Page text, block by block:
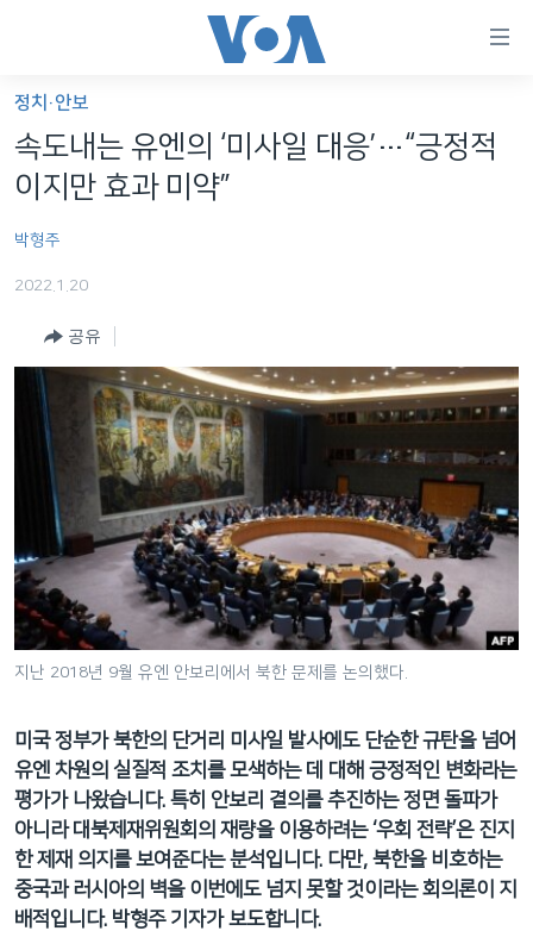
가
능
링
인
네
비
게
이
션
로
동
검
색
로
세계
라디오
프로그램
주파수 안내
언어 선택
정치·안보
속도내는 유엔의 ‘미사일 대응’…“긍정적
이지만 효과 미약”
박형주
2022.1.20
공유
지난 2018년 9월 유엔 안보리에서 북한 문제를 논의했다.
미국 정부가 북한의 단거리 미사일 발사에도 단순한 규탄을 넘어
유엔 차원의 실질적 조치를 모색하는 데 대해 긍정적인 변화라는
평가가 나왔습니다. 특히 안보리 결의를 추진하는 정면 돌파가
아니라 대북제재위원회의 재량을 이용하려는 ‘우회 전략’은 진지
한 제재 의지를 보여준다는 분석입니다. 다만, 북한을 비호하는
중국과 러시아의 벽을 이번에도 넘지 못할 것이라는 회의론이 지
배적입니다. 박형주 기자가 보도합니다.